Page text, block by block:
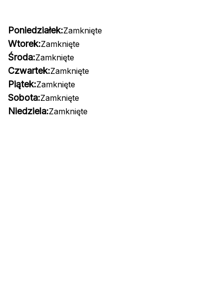
Poniedziałek:Zamknięte
Wtorek:Zamknięte
Środa:Zamknięte
Czwartek:Zamknięte
Piątek:Zamknięte
Sobota:Zamknięte
Niedziela:Zamknięte